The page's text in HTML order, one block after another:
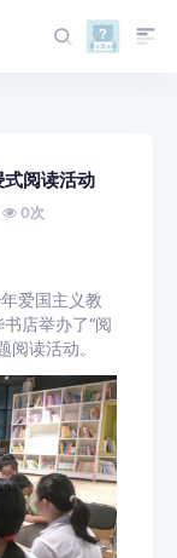
阅读活动
0次
爱国主义教
店举办了“阅
阅读活动。